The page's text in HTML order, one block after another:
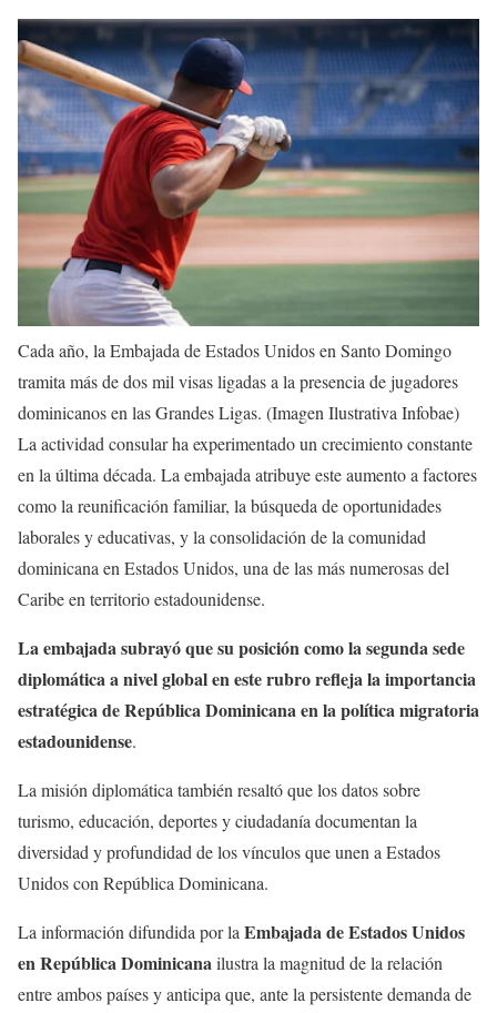
Cada año, la Embajada de Estados Unidos en Santo Domingo
tramita más de dos mil visas ligadas a la presencia de jugadores
dominicanos en las Grandes Ligas. (Imagen Ilustrativa Infobae)
La actividad consular ha experimentado un crecimiento constante
en la última década. La embajada atribuye este aumento a factores
como la reunificación familiar, la búsqueda de oportunidades
laborales y educativas, y la consolidación de la comunidad
dominicana en Estados Unidos, una de las más numerosas del
Caribe en territorio estadounidense.
La embajada subrayó que su posición como la segunda sede
diplomática a nivel global en este rubro refleja la importancia
estratégica de República Dominicana en la política migratoria
estadounidense.
La misión diplomática también resaltó que los datos sobre
turismo, educación, deportes y ciudadanía documentan la
diversidad y profundidad de los vínculos que unen a Estados
Unidos con República Dominicana.
La información difundida por la Embajada de Estados Unidos
en República Dominicanailustra la magnitud de la relación
entre ambos países y anticipa que, ante la persistente demanda de